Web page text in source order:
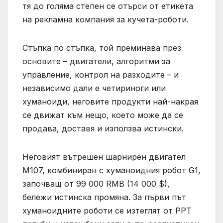
тя до голяма степен се отърси от етикета
на рекламна компания за кучета-роботи.
Стъпка по стъпка, той преминава през
основите – двигатели, алгоритми за
управление, контрол на разходите – и
независимо дали е четириноги или
хуманоиди, неговите продукти най-накрая
се движат към нещо, което може да се
продава, доставя и използва истински.
Неговият вътрешен шарнирен двигател
M107, комбиниран с хуманоидния робот G1,
започващ от 99 000 RMB (14 000 $),
бележи истинска промяна. За първи път
хуманоидните роботи се изтеглят от PPT